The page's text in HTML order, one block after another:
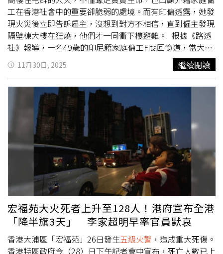
重視住宅消防安全及建築結構安全。警方呼籲，家屬保持聯
繫，並耐心等待辨識結果，同時感謝社會各界對搜救工作的
理解與支持。
工在香港社會中的重要卻脆弱的處境。而有印傭透露，她發
現火災後立即告訴雇主，沒想到對方不相信，直到僱主發現
隔壁棟大樓在狂燒，他們才一同衝下樓避難。 根據《路透
社》報導，一名49歲的印尼籍家庭傭工Fita回憶道，當大樓
陷入火海時，整棟建築煙霧瀰漫、警報大響，她第一時間告
訴雇主失火了，但對方起初不相信。直到雇主走出門外，看
到宏福苑有2棟大樓在燃燒，Fita說「我直接對雇主說：你
現在一定要下樓。」Fita直言，真的非常可怕，她都快哭
了，且看到很多人不知所措。所幸她與雇主最終成功逃出，
目前暫住在緊急安置中心。她表示，現在除了祈禱失聯者平
安，也正試圖聯繫住在該區、可能受困的外籍朋友。報導指
出，香港目前約有36.8萬名外籍家庭傭工，主要來自菲律賓
及印尼，多數與雇主同住於狹小空間，負責煮飯、打掃、照
顧小孩與長者，每月薪資低至港幣5,000元（約新台幣2萬
元）左右，卻在這座高消費城市中承擔沉重生計壓力。印尼
官方指出，已有6名印尼籍公民在大火中喪生。菲律賓方面
也表示，1名菲籍傭工重傷、1人失蹤，另有28名菲律賓居
民居住於事故現場周邊，尚未確認下落。在受傷者中，28歲
的菲籍家庭傭工Rhodora Alcaraz只來香港幾天，在濃煙密
布的房間裡受困數小時，期間用濕毯緊抱雇主3個月大的嬰
兒，直到消防員趕抵才脫困。她的妹妹接受訪問時透露，姊
11月30日, 2025 繼續閱讀
宏福苑大火死者上升至128人！港府宣布全港
「降半旗3天」 李家超明早率官員默哀
香港大浦區「宏福苑」26日發生五級火警 ，造成重大死傷。
香港特區政府今（28）日下午記者會中宣布，死亡人數已上